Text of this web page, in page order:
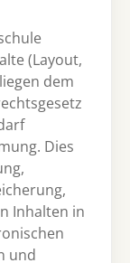
(Layout,
dem
Dies
Inhalten in
und